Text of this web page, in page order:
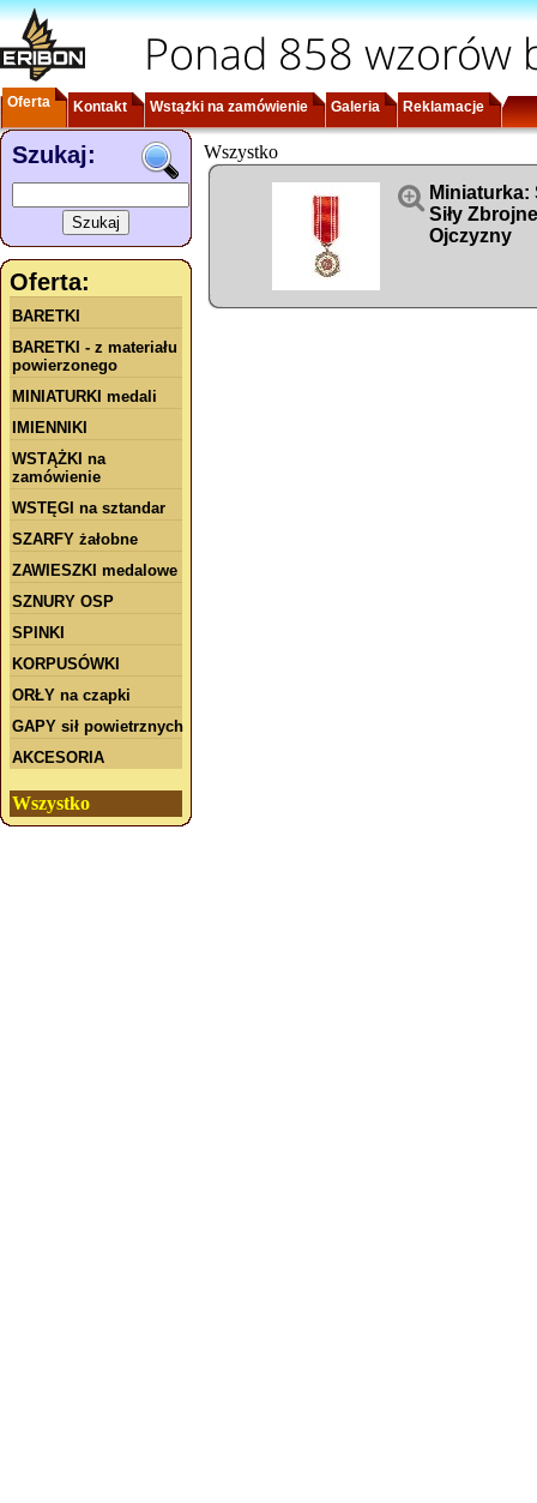
Ponad 858 wzorów
Oferta Kontakt Wstążki na zamówienie Galeria Reklamacje
Szukaj:
Oferta:
BARETKI
BARETKI - z materiału
powierzonego
MINIATURKI medali
IMIENNIKI
WSTĄŻKI na
zamówienie
WSTĘGI na sztandar
SZARFY żałobne
ZAWIESZKI medalowe
SZNURY OSP
SPINKI
KORPUSÓWKI
ORŁY na czapki
GAPY sił powietrznych
AKCESORIA
Wszystko
Wszystko
 Miniaturka:
Siły
Ojczyzny